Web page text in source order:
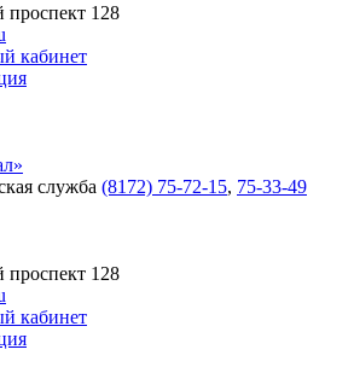
проспект 128
кабинет
служба (8172) 75-72-15, 75-33-49
проспект 128
кабинет